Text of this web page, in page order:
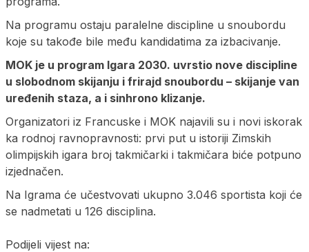
Na programu ostaju paralelne discipline u snoubordu
koje su takođe bile među kandidatima za izbacivanje.
MOK je u program Igara 2030. uvrstio nove discipline
u slobodnom skijanju i frirajd snoubordu – skijanje van
uređenih staza, a i sinhrono klizanje.
Organizatori iz Francuske i MOK najavili su i novi iskorak
ka rodnoj ravnopravnosti: prvi put u istoriji Zimskih
olimpijskih igara broj takmičarki i takmičara biće potpuno
izjednačen.
Na Igrama će učestvovati ukupno 3.046 sportista koji će
se nadmetati u 126 disciplina.
Podijeli vijest na: